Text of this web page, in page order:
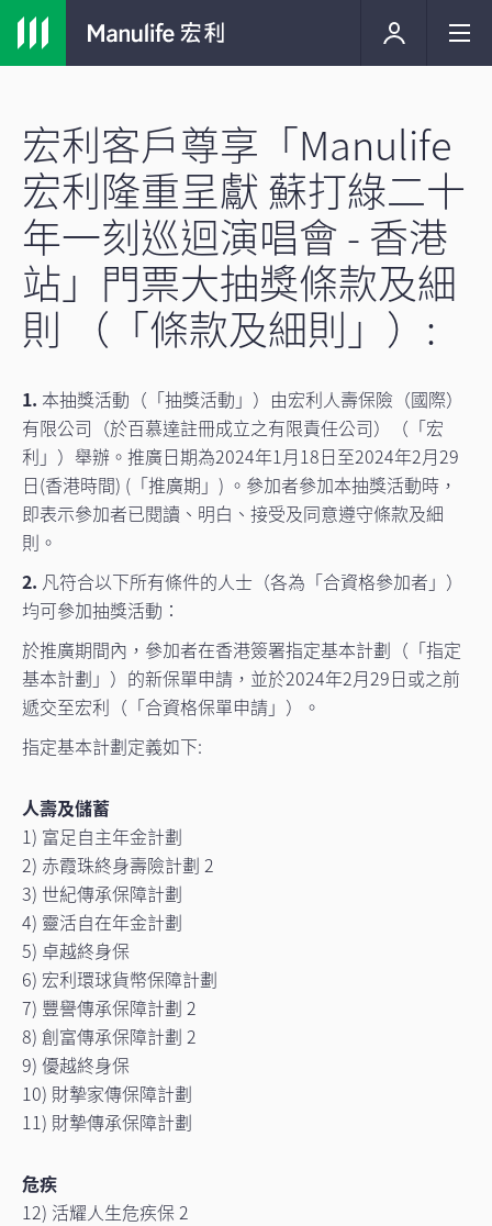
宏利客戶尊享「Manulife
宏利隆重呈獻 蘇打綠二十
年一刻巡迴演唱會 - 香港
站」門票大抽獎條款及細
則 （「條款及細則」）:
1. 本抽獎活動（「抽獎活動」）由宏利人壽保險（國際）
有限公司（於百慕達註冊成立之有限責任公司）（「宏
利」）舉辦。推廣日期為2024年1月18日至2024年2月29
日(香港時間) (「推廣期」) 。參加者參加本抽獎活動時，
即表示參加者已閱讀、明白、接受及同意遵守條款及細
則。
2. 凡符合以下所有條件的人士（各為「合資格參加者」）
均可參加抽獎活動：
於推廣期間內，參加者在香港簽署指定基本計劃（「指定
基本計劃」）的新保單申請，並於2024年2月29日或之前
遞交至宏利（「合資格保單申請」）。
指定基本計劃定義如下:
人壽及儲蓄
1) 富足自主年金計劃
2) 赤霞珠終身壽險計劃 2
3) 世紀傳承保障計劃
4) 靈活自在年金計劃
5) 卓越終身保
6) 宏利環球貨幣保障計劃
7) 豐譽傳承保障計劃 2
8) 創富傳承保障計劃 2
9) 優越終身保
10) 財摯家傳保障計劃
11) 財摯傳承保障計劃
危疾
12) 活耀人生危疾保 2